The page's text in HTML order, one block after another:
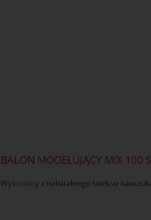
BALON MODELUJĄCY MIX 100
Wykonany z naturalnego lateksu